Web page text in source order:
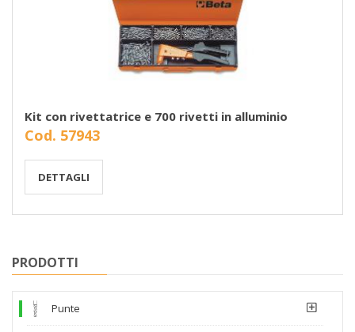
Kit con rivettatrice e 700 rivetti in alluminio
Cod. 57943
DETTAGLI
PRODOTTI
Punte